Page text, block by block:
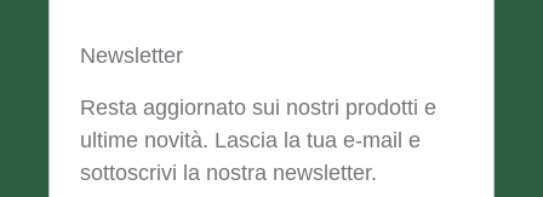
Newsletter
Resta aggiornato sui nostri prodotti e
ultime novità. Lascia la tua e-mail e
sottoscrivi la nostra newsletter.